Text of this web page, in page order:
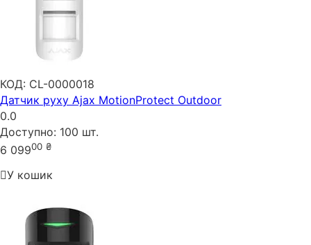
КОД: CL-0000018
Датчик руху Ajax MotionProtect Outdoor
0.0
Доступно: 100 шт.
6 09900 ₴
У кошик